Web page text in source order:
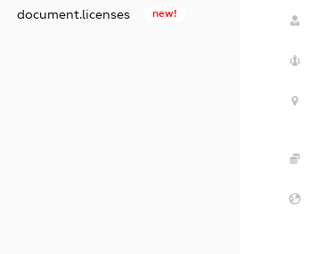
document.licenses new!